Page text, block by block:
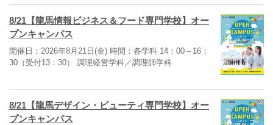
8/21【龍馬情報ビジネス＆フード専門学校】オー
プンキャンパス
開催日：2026年8月21日(金) 時間：各学科 14：00～16：
30（受付13：30） 調理経営学科／調理師学科
8/21【龍馬デザイン・ビューティ専門学校】オー
プンキャンパス